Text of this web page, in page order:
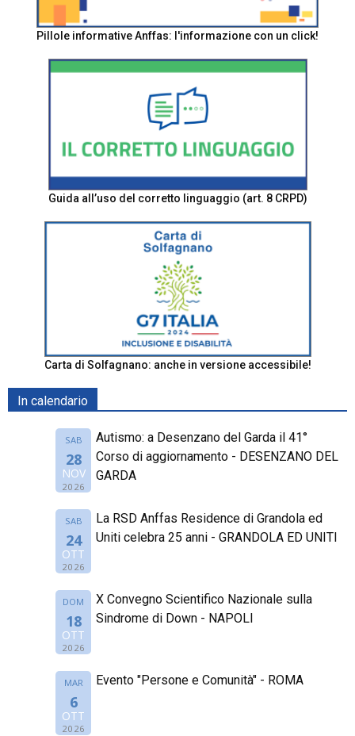
Pillole informative Anffas: l'informazione con un click!
Guida all’uso del corretto linguaggio (art. 8 CRPD)
Carta di Solfagnano: anche in versione accessibile!
In calendario
SAB
28
NOV
2026
Autismo: a Desenzano del Garda il 41°
Corso di aggiornamento - DESENZANO DEL
GARDA
SAB
24
OTT
2026
La RSD Anffas Residence di Grandola ed
Uniti celebra 25 anni - GRANDOLA ED UNITI
DOM
18
OTT
2026
X Convegno Scientifico Nazionale sulla
Sindrome di Down - NAPOLI
MAR
6
OTT
2026
Evento "Persone e Comunità" - ROMA